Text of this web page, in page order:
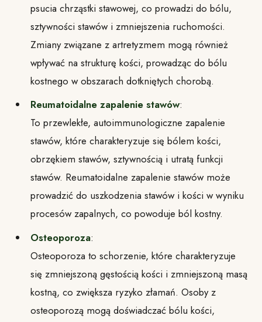
psucia chrząstki stawowej, co prowadzi do bólu,
sztywności stawów i zmniejszenia ruchomości.
Zmiany związane z artretyzmem mogą również
wpływać na strukturę kości, prowadząc do bólu
kostnego w obszarach dotkniętych chorobą.
Reumatoidalne zapalenie stawów:
To przewlekłe, autoimmunologiczne zapalenie
stawów, które charakteryzuje się bólem kości,
obrzękiem stawów, sztywnością i utratą funkcji
stawów. Reumatoidalne zapalenie stawów może
prowadzić do uszkodzenia stawów i kości w wyniku
procesów zapalnych, co powoduje ból kostny.
Osteoporoza:
Osteoporoza to schorzenie, które charakteryzuje
się zmniejszoną gęstością kości i zmniejszoną masą
kostną, co zwiększa ryzyko złamań. Osoby z
osteoporozą mogą doświadczać bólu kości,